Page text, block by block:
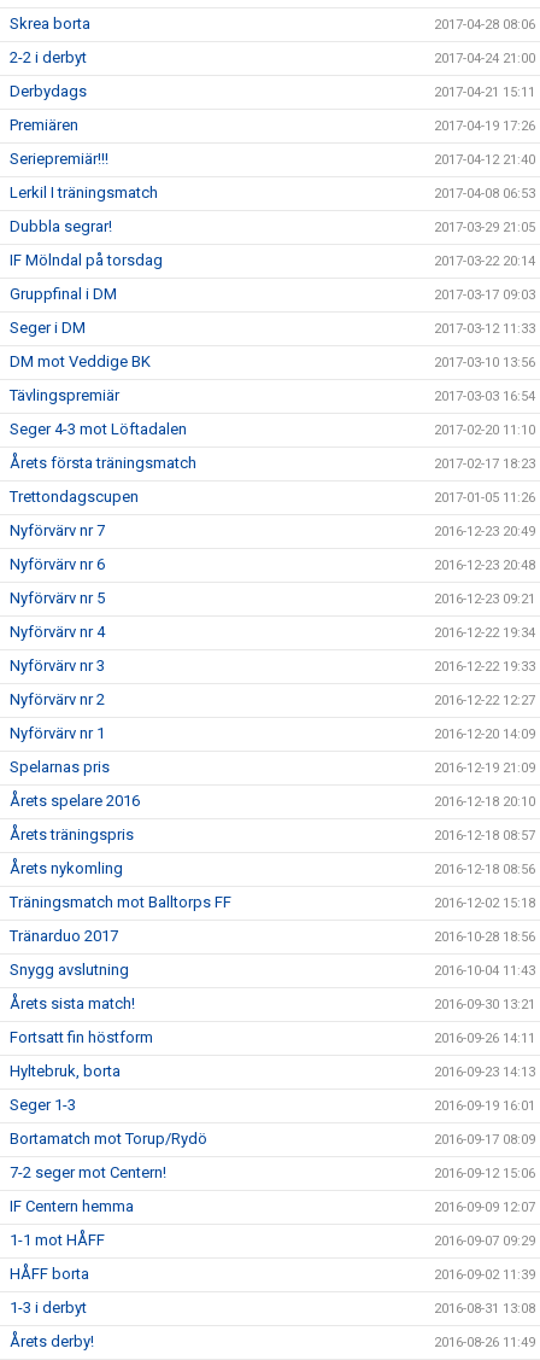
Skrea borta 2017-04-28 08:06
2-2 i derbyt 2017-04-24 21:00
Derbydags 2017-04-21 15:11
Premiären 2017-04-19 17:26
Seriepremiär!!! 2017-04-12 21:40
Lerkil I träningsmatch 2017-04-08 06:53
Dubbla segrar! 2017-03-29 21:05
IF Mölndal på torsdag 2017-03-22 20:14
Gruppfinal i DM 2017-03-17 09:03
Seger i DM 2017-03-12 11:33
DM mot Veddige BK 2017-03-10 13:56
Tävlingspremiär 2017-03-03 16:54
Seger 4-3 mot Löftadalen 2017-02-20 11:10
Årets första träningsmatch 2017-02-17 18:23
Trettondagscupen 2017-01-05 11:26
Nyförvärv nr 7 2016-12-23 20:49
Nyförvärv nr 6 2016-12-23 20:48
Nyförvärv nr 5 2016-12-23 09:21
Nyförvärv nr 4 2016-12-22 19:34
Nyförvärv nr 3 2016-12-22 19:33
Nyförvärv nr 2 2016-12-22 12:27
Nyförvärv nr 1 2016-12-20 14:09
Spelarnas pris 2016-12-19 21:09
Årets spelare 2016 2016-12-18 20:10
Årets träningspris 2016-12-18 08:57
Årets nykomling 2016-12-18 08:56
Träningsmatch mot Balltorps FF 2016-12-02 15:18
Tränarduo 2017 2016-10-28 18:56
Snygg avslutning 2016-10-04 11:43
Årets sista match! 2016-09-30 13:21
Fortsatt fin höstform 2016-09-26 14:11
Hyltebruk, borta 2016-09-23 14:13
Seger 1-3 2016-09-19 16:01
Bortamatch mot Torup/Rydö 2016-09-17 08:09
7-2 seger mot Centern! 2016-09-12 15:06
IF Centern hemma 2016-09-09 12:07
1-1 mot HÅFF 2016-09-07 09:29
HÅFF borta 2016-09-02 11:39
1-3 i derbyt 2016-08-31 13:08
Årets derby! 2016-08-26 11:49